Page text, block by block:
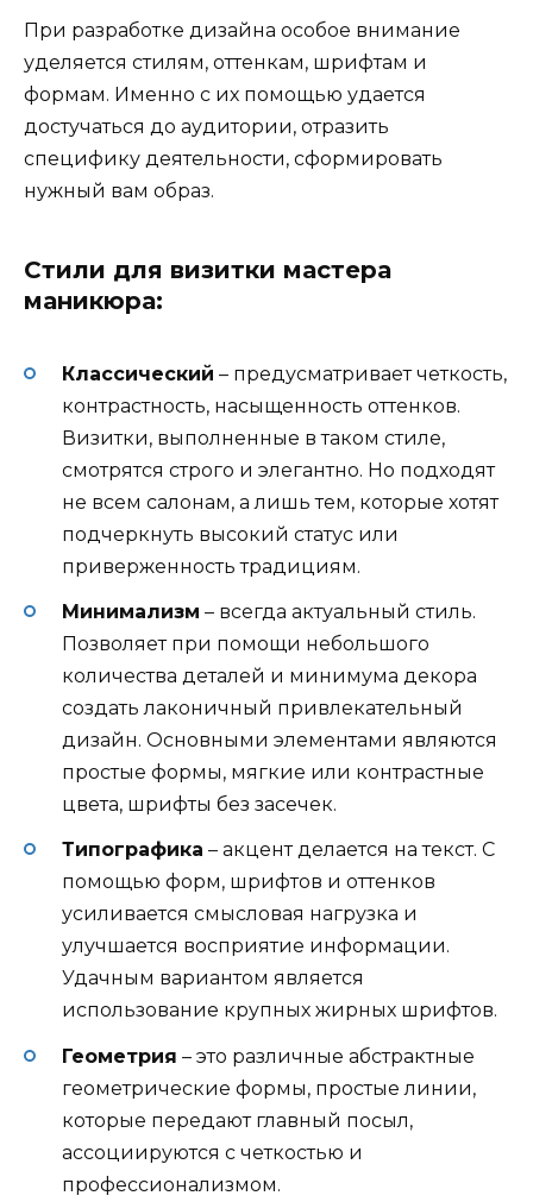
При разработке дизайна особое внимание
уделяется стилям, оттенкам, шрифтам и
формам. Именно с их помощью удается
достучаться до аудитории, отразить
специфику деятельности, сформировать
нужный вам образ.
Стили для визитки мастера
маникюра:
Классический – предусматривает четкость,
контрастность, насыщенность оттенков.
Визитки, выполненные в таком стиле,
смотрятся строго и элегантно. Но подходят
не всем салонам, а лишь тем, которые хотят
подчеркнуть высокий статус или
приверженность традициям.
Минимализм – всегда актуальный стиль.
Позволяет при помощи небольшого
количества деталей и минимума декора
создать лаконичный привлекательный
дизайн. Основными элементами являются
простые формы, мягкие или контрастные
цвета, шрифты без засечек.
Типографика – акцент делается на текст. С
помощью форм, шрифтов и оттенков
усиливается смысловая нагрузка и
улучшается восприятие информации.
Удачным вариантом является
использование крупных жирных шрифтов.
Геометрия – это различные абстрактные
геометрические формы, простые линии,
которые передают главный посыл,
ассоциируются с четкостью и
профессионализмом.